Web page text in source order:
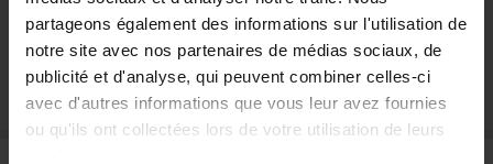
partageons également des informations sur l'utilisation de
notre site avec nos partenaires de médias sociaux, de
publicité et d'analyse, qui peuvent combiner celles-ci
avec d'autres informations que vous leur avez fournies
ou qu'ils ont collectées lors de votre utilisation de leurs
M'INSCRIRE À LA NEWSLETTER